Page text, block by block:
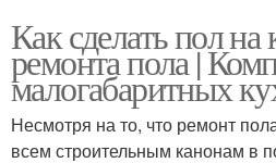
Как сделать пол
ремонта пола |
малогабаритных
Несмотря на то, что ремонт
всем строительным канонам в